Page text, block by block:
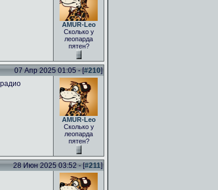
AMUR-Leo
Сколько у
леопарда
пятен?
07 Апр 2025 01:05 - [#210]
AMUR-Leo
Сколько у
леопарда
пятен?
28 Июн 2025 03:52 - [#211]